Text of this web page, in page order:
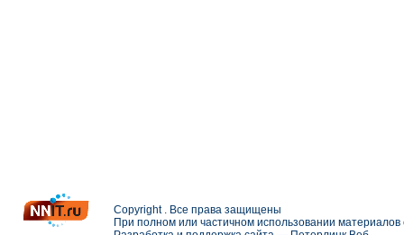
Copyright . Все права защищены
При полном или частичном использовании